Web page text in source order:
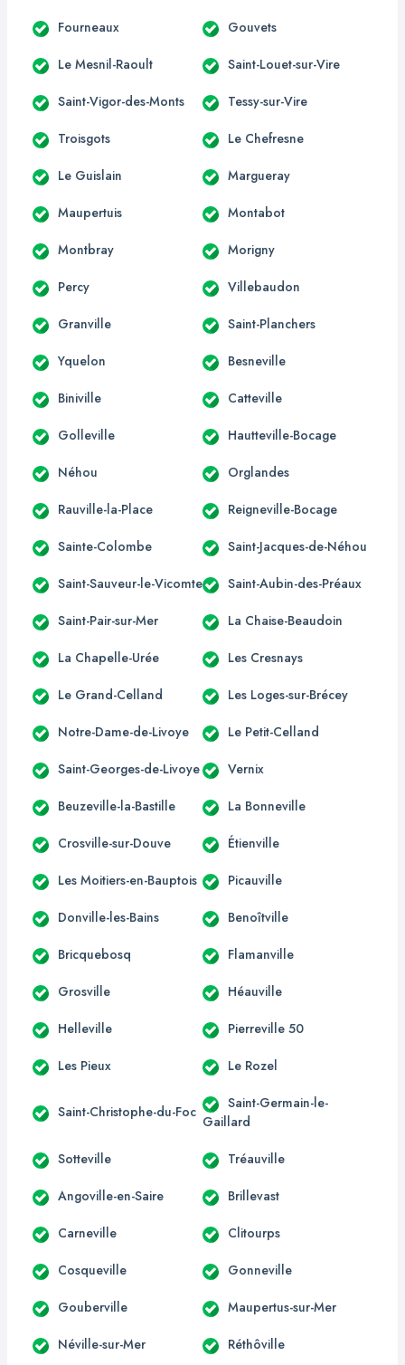
Fourneaux Gouvets
Le Mesnil-Raoult Saint-Louet-sur-Vire
Saint-Vigor-des-Monts Tessy-sur-Vire
Troisgots Le Chefresne
Le Guislain Margueray
Maupertuis Montabot
Montbray Morigny
Percy Villebaudon
Granville Saint-Planchers
Yquelon Besneville
Biniville Catteville
Golleville Hautteville-Bocage
Néhou Orglandes
Rauville-la-Place Reigneville-Bocage
Sainte-Colombe Saint-Jacques-de-Néhou
Saint-Sauveur-le-Vicomte Saint-Aubin-des-Préaux
Saint-Pair-sur-Mer La Chaise-Beaudoin
La Chapelle-Urée Les Cresnays
Le Grand-Celland Les Loges-sur-Brécey
Notre-Dame-de-Livoye Le Petit-Celland
Saint-Georges-de-Livoye Vernix
Beuzeville-la-Bastille La Bonneville
Crosville-sur-Douve Étienville
Les Moitiers-en-Bauptois Picauville
Donville-les-Bains Benoîtville
Bricquebosq Flamanville
Grosville Héauville
Helleville Pierreville 50
Les Pieux Le Rozel
Saint-Christophe-du-Foc
Saint-Germain-le-
Gaillard
Sotteville Tréauville
Angoville-en-Saire Brillevast
Carneville Clitourps
Cosqueville Gonneville
Gouberville Maupertus-sur-Mer
Néville-sur-Mer Réthôville